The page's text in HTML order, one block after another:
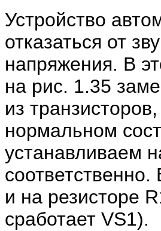
Устройство
отказаться от
напряжения. В
на рис. 1.35
из
нормальном
устанавливаем
и на резисторе
сработает VS1).